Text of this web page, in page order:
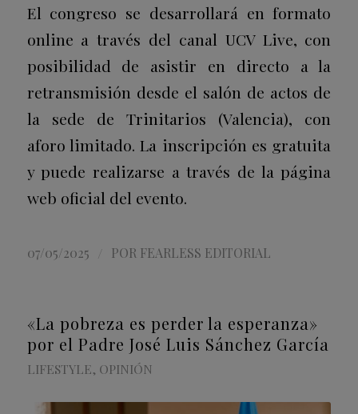
El congreso se desarrollará en formato
online a través del canal UCV Live, con
posibilidad de asistir en directo a la
retransmisión desde el salón de actos de
la sede de Trinitarios (Valencia), con
aforo limitado. La inscripción es gratuita
y puede realizarse a través de la página
web oficial del evento.
07/05/2025 POR FEARLESS EDITORIAL
«La pobreza es perder la esperanza»
por el Padre José Luis Sánchez García
LIFESTYLE, OPINIÓN